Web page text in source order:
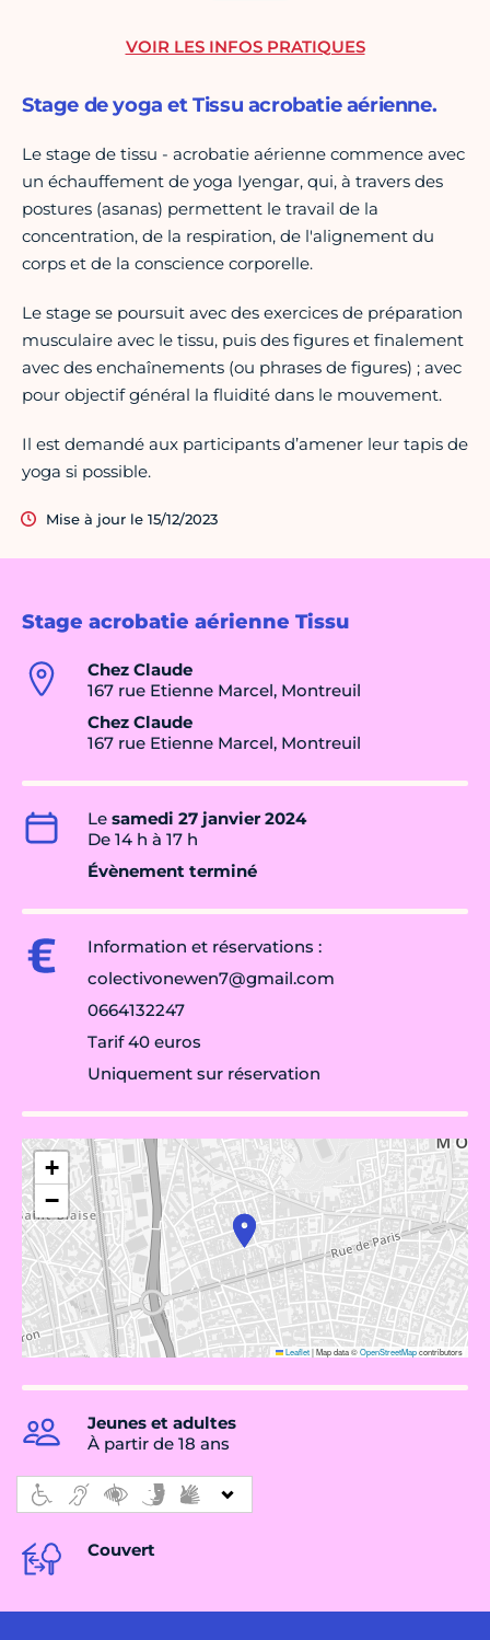
Stage acrobatie aérienne Tissu
Chez Claude
167 rue Etienne Marcel, Montreuil
Chez Claude
167 rue Etienne Marcel, Montreuil
Le samedi 27 janvier 2024
De 14 h à 17 h
Évènement terminé
Information et réservations :
colectivonewen7@gmail.com
0664132247
Tarif 40 euros
Uniquement sur réservation
+
−
Leaflet|Map data ©OpenStreetMapcontributors
Jeunes et adultes
À partir de 18 ans
Couvert
Stage de yoga et Tissu acrobatie aérienne.
Le stage de tissu - acrobatie aérienne commence avec
un échauffement de yoga Iyengar, qui, à travers des
postures (asanas) permettent le travail de la
concentration, de la respiration, de l'alignement du
corps et de la conscience corporelle.
Le stage se poursuit avec des exercices de préparation
musculaire avec le tissu, puis des figures et finalement
avec des enchaînements (ou phrases de figures) ; avec
pour objectif général la fluidité dans le mouvement.
Il est demandé aux participants d’amener leur tapis de
yoga si possible.
Mise à jour le 15/12/2023
VOIR LES INFOS PRATIQUES